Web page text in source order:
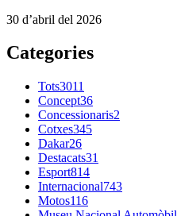
30 d’abril del 2026
Categories
Tots3011
Concept36
Concessionaris2
Cotxes345
Dakar26
Destacats31
Esport814
Internacional743
Motos116